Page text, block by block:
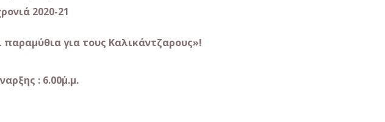
2020-21
για τους Καλικάντζαρους»!
: 6.00΄μ.μ.